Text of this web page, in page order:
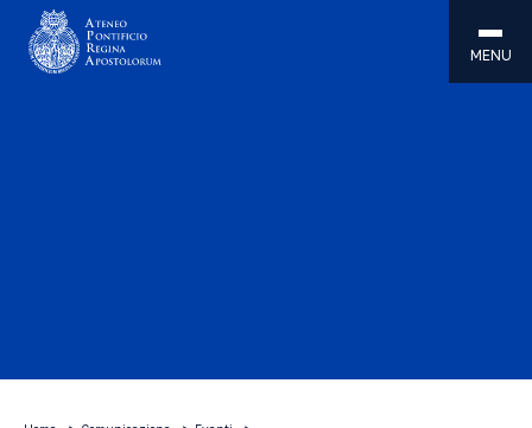
MENU